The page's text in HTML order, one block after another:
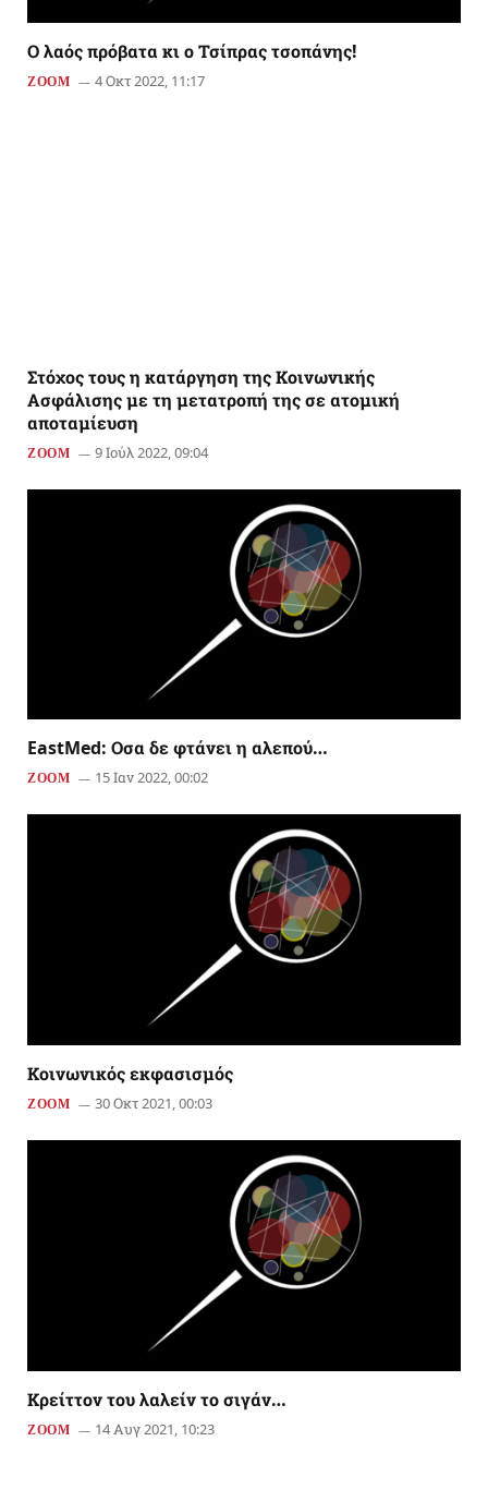
Ο λαός πρόβατα κι ο Τσίπρας τσοπάνης!
ZOOM 4 Οκτ 2022, 11:17
Στόχος τους η κατάργηση της Κοινωνικής
Ασφάλισης με τη μετατροπή της σε ατομική
αποταμίευση
ZOOM 9 Ιούλ 2022, 09:04
EastMed: Οσα δε φτάνει η αλεπού…
ZOOM 15 Ιαν 2022, 00:02
Κοινωνικός εκφασισμός
ZOOM 30 Οκτ 2021, 00:03
Κρείττον του λαλείν το σιγάν…
ZOOM 14 Αυγ 2021, 10:23